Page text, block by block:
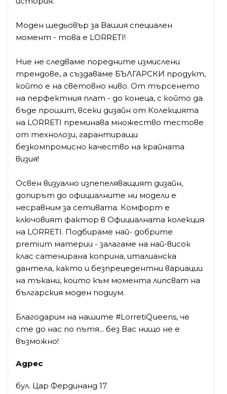
Моден шедьовър за Вашия специален
момент - това е LORRETI!
Ние не следваме поредните измислени
трендове, а създаваме БЪЛГАРСКИ продукт,
който е на световно ниво. От търсенето
на перфектния плат - до конеца, с който да
бъде прошит, всеки дизайн от Колекцията
на LORRETI преминава множество тестове
от технолози, гарантиращи
безкомпромисно качество на крайната
визия!
Освен визуално изпепеляващият дизайн,
допирът до официалните ни модели е
несравним за сетивата. Комфорт е
ключовият фактор в Официалната колекция
на LORRETI. Подбираме най- добрите
premium материи - залагаме на най-висок
клас сатенирана коприна, италианска
дантела, както и безпрецедентни вариации
на тъкани, които към момента липсват на
българския моден подиум.
Благодарим на нашите #LorretiQueens, че
сте до нас по пътя... без Вас нищо не е
възможно!
Адрес
бул. Цар Фердинанд 17